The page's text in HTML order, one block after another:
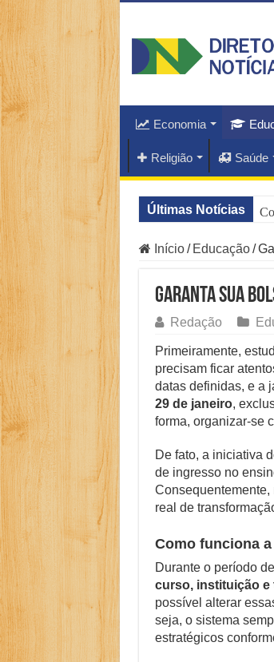
Economia
Religião Saúde
Últimas Notícias
O
Início / Educação /
Garanta sua
Redação
Primeiramente,
precisam ficar
datas definidas, e a
29 de janeiro ,
forma, organizar-se
De fato, a iniciativa
de ingresso no
real de
Como funciona
Durante o período
curso, instituição e
possível alterar
seja, o sistema
estratégicos